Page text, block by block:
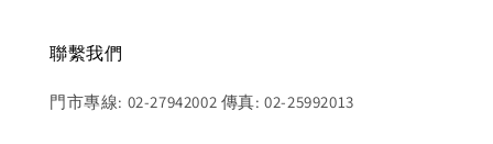
聯繫我們
門市專線: 02-27942002 傳真: 02-25992013